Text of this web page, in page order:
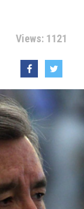
Views: 1121